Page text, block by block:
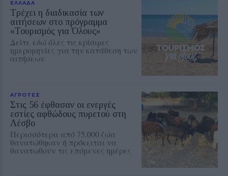
ΕΛΛΑΔΑ
Τρέχει η διαδικασία των
αιτήσεων στο πρόγραμμα
«Τουρισμός για Όλους»
Δείτε εδώ όλες τις κρίσιμες
ημερομηνίες για την κατάθεση των
αιτήσεων
ΑΓΡΟΤΕΣ
Στις 56 έφθασαν οι ενεργές
εστίες αφθώδους πυρετού στη
Λέσβο
Περισσότερα από 75.000 ζώα
θανατώθηκαν ή πρόκειται να
θανατωθούν τις επόμενες ημέρες